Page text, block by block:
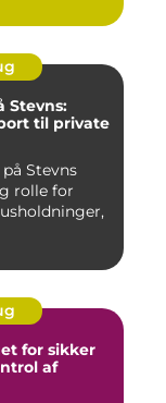
Stevns:
til private
Stevns
rolle for
af